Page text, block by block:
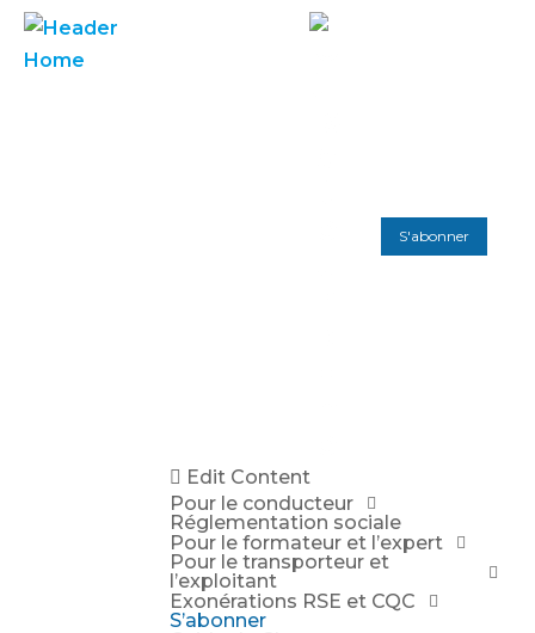
S'abonner
Edit Content
Pour le conducteur
Réglementation sociale
Pour le formateur et l’expert
Pour le transporteur et
l’exploitant
Exonérations RSE et CQC
S’abonner